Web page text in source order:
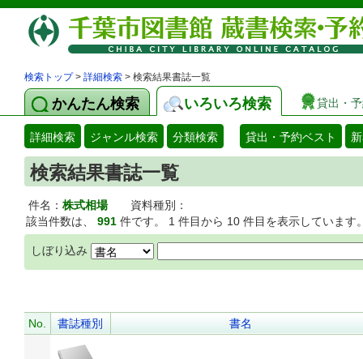
検索トップ> 詳細検索 > 検索結果書誌一覧
かんたん検索 いろいろ検索 貸出・
詳細検索 ジャンル検索 分類検索 貸出・予約ベスト
検索結果書誌一覧
件名： 株式相場 資料種別：
該当件数は、 991 件です。 1 件目から 10 件目を表示しています
しぼり込み
No. 書誌種別 書名